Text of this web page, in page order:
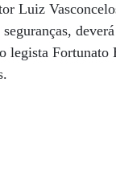
Luiz
Fortunato